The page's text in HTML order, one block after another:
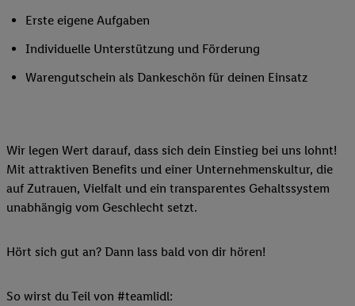
Erste eigene Aufgaben
Individuelle Unterstützung und Förderung
Warengutschein als Dankeschön für deinen Einsatz
Wir legen Wert darauf, dass sich dein Einstieg bei uns lohnt!
Mit attraktiven Benefits und einer Unternehmenskultur, die
auf Zutrauen, Vielfalt und ein transparentes Gehaltssystem
unabhängig vom Geschlecht setzt.
Hört sich gut an? Dann lass bald von dir hören!
So wirst du Teil von #teamlidl: